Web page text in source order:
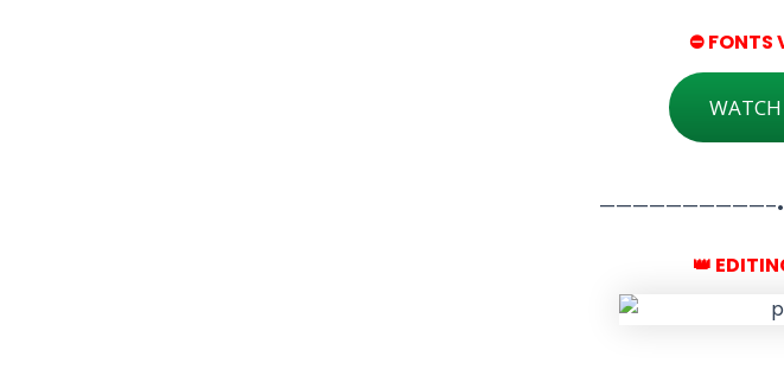
⛔ FONTS
👑